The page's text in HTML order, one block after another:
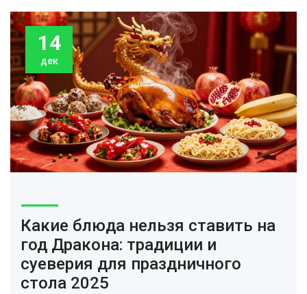
14
дек
Какие блюда нельзя ставить на
год Дракона: традиции и
суеверия для праздничного
стола 2025